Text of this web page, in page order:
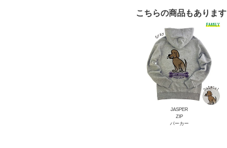
こちらの商品もあります
JASPER
ZIP
パーカー